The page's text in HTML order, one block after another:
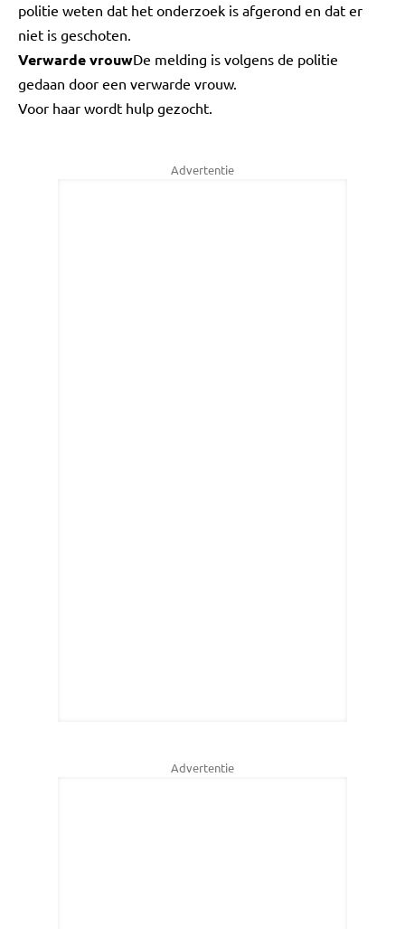
politie weten dat het onderzoek is afgerond en dat er
niet is geschoten.
Verwarde vrouwDe melding is volgens de politie
gedaan door een verwarde vrouw.
Voor haar wordt hulp gezocht.
Advertentie
Advertentie